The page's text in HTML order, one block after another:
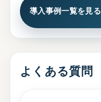
導入事例一覧を見る
よくある質問